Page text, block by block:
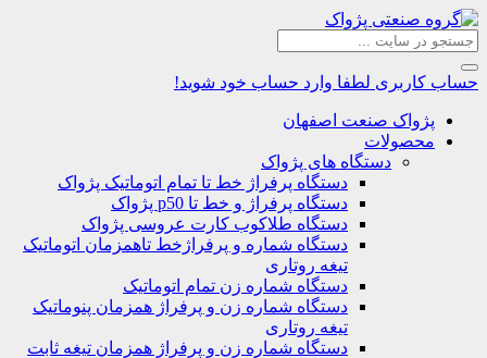
حساب کاربری لطفا وارد حساب خود شوید!
پژواک صنعت اصفهان
محصولات
دستگاه های پژواک
دستگاه پرفراژ خط تا تمام اتوماتیک پژواک
دستگاه پرفراژ و خط تا p50 پژواک
دستگاه طلاکوب کارت عروسی پژواک
دستگاه شماره و پرفراژخط تاهمزمان اتوماتیک
تیغه روتاری
دستگاه شماره زن تمام اتوماتیک
دستگاه شماره زن و پرفراژ همزمان پنوماتیک
تیغه روتاری
دستگاه شماره زن و پرفراژ همزمان تیغه ثابت